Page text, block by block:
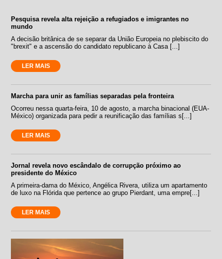
Pesquisa revela alta rejeição a refugiados e imigrantes no
mundo
A decisão britânica de se separar da União Europeia no plebiscito do
"brexit" e a ascensão do candidato republicano à Casa [...]
LER MAIS
Marcha para unir as famílias separadas pela fronteira
Ocorreu nessa quarta-feira, 10 de agosto, a marcha binacional (EUA-
México) organizada para pedir a reunificação das famílias s[...]
LER MAIS
Jornal revela novo escândalo de corrupção próximo ao
presidente do México
A primeira-dama do México, Angélica Rivera, utiliza um apartamento
de luxo na Flórida que pertence ao grupo Pierdant, uma empre[...]
LER MAIS